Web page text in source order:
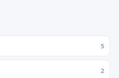
5
2